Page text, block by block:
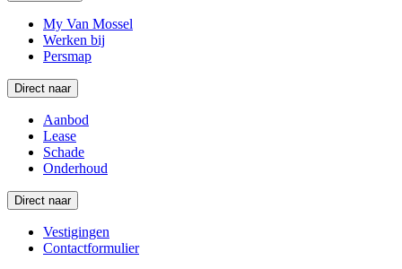
My Van Mossel
Werken bij
Persmap
Direct naar
Aanbod
Lease
Schade
Onderhoud
Direct naar
Vestigingen
Contactformulier